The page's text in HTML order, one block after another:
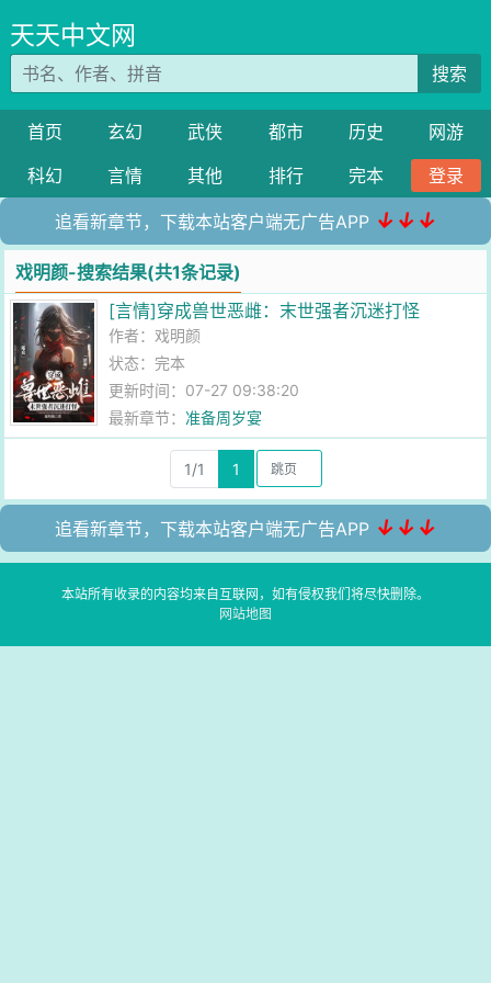
天天中文网
搜索
首页 玄幻 武侠 都市 历史
网游
科幻
言情 其他 排行 完本 登录
追看新章节，下载本站客户端无广告APP ↓↓↓
戏明颜-搜索结果(共1条记录)
[言情]穿成兽世恶雌：末世强者沉迷打怪
作者：戏明颜
状态：完本
更新时间：07-27 09:38:20
最新章节：准备周岁宴
1/1 1
追看新章节，下载本站客户端无广告APP ↓↓↓
本站所有收录的内容均来自互联网，如有侵权我们将尽快删除。
网站地图